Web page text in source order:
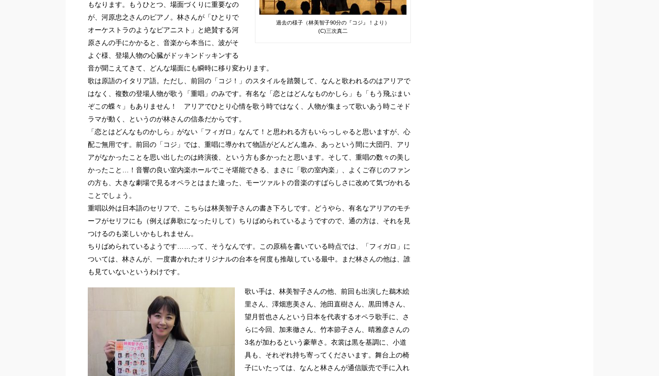
過去の様子（林美智子90分の『コジ』！より）
(C)三次真二
もなります。もうひとつ、場面づくりに重要なの
が、河原忠之さんのピアノ。林さんが「ひとりで
オーケストラのようなピアニスト」と絶賛する河
原さんの手にかかると、音楽から本当に、波がそ
よぐ様、登場人物の心臓がドッキンドッキンする
音が聞こえてきて、どんな場面にも瞬時に移り変わります。
歌は原語のイタリア語。ただし、前回の「コジ！」のスタイルを踏襲して、なんと歌われるのはアリアで
はなく、複数の登場人物が歌う「重唱」のみです。有名な「恋とはどんなものかしら」も「もう飛ぶまい
ぞこの蝶々」もありません！ アリアでひとり心情を歌う時ではなく、人物が集まって歌いあう時こそド
ラマが動く、というのが林さんの信条だからです。
「恋とはどんなものかしら」がない「フィガロ」なんて！と思われる方もいらっしゃると思いますが、心
配ご無用です。前回の「コジ」では、重唱に導かれて物語がどんどん進み、あっという間に大団円、アリ
アがなかったことを思い出したのは終演後、という方も多かったと思います。そして、重唱の数々の美し
かったこと…！音響の良い室内楽ホールでこそ堪能できる、まさに「歌の室内楽」、よくご存じのファン
の方も、大きな劇場で見るオペラとはまた違った、モーツァルトの音楽のすばらしさに改めて気づかれる
ことでしょう。
重唱以外は日本語のセリフで、こちらは林美智子さんの書き下ろしです。どうやら、有名なアリアのモチ
ーフがセリフにも（例えば鼻歌になったりして）ちりばめられているようですので、通の方は、それを見
つけるのも楽しいかもしれません。
ちりばめられているようです……って、そうなんです。この原稿を書いている時点では、「フィガロ」に
ついては、林さんが、一度書かれたオリジナルの台本を何度も推敲している最中。まだ林さんの他は、誰
も見ていないというわけです。
歌い手は、林美智子さんの他、前回も出演した鵜木絵
里さん、澤畑恵美さん、池田直樹さん、黒田博さん、
望月哲也さんという日本を代表するオペラ歌手に、さ
らに今回、加耒徹さん、竹本節子さん、晴雅彦さんの
3名が加わるという豪華さ。衣裳は黒を基調に、小道
具も、それぞれ持ち寄ってくださいます。舞台上の椅
子にいたっては、なんと林さんが通信販売で手に入れ